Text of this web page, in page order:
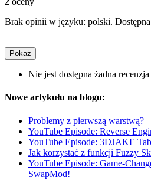
Brak opinii w języku: polski.
Pokaż
Nie jest dostępna żadna recenzja
Nowe artykułu na blogu:
Problemy z pierwszą warstwą?
YouTube Episode: Reverse
YouTube Episode: 3DJAKE
Jak korzystać z funkcji Fuzzy
YouTube Episode: Game-
SwapMod!